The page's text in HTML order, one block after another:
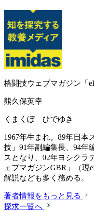
格闘技ウェブマガジン「
熊久保英幸
くまくぼ ひでゆき
1967年生まれ。89年日本
技」91年副編集長、94年
スとなり、02年ヨシクラ
ェブマガジンGBR」（現
解説なども多く務める。
著者情報をもっと見る
探求一覧へ